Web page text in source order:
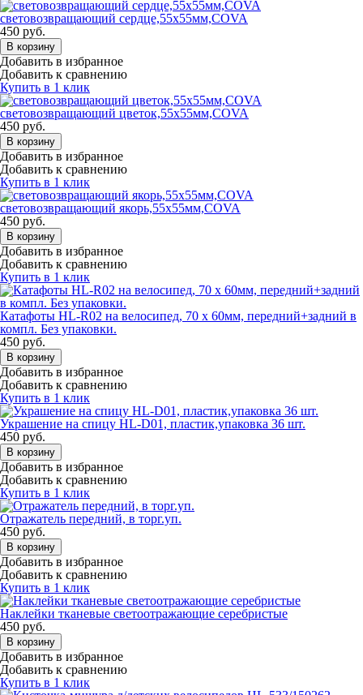
световозвращающий сердце,55х55мм,COVA
450 руб.
В корзину
Добавить в избранное
Добавить к сравнению
Купить в 1 клик
световозвращающий цветок,55х55мм,COVA
450 руб.
В корзину
Добавить в избранное
Добавить к сравнению
Купить в 1 клик
световозвращающий якорь,55х55мм,COVA
450 руб.
В корзину
Добавить в избранное
Добавить к сравнению
Купить в 1 клик
Катафоты HL-R02 на велосипед, 70 х 60мм, передний+задний в
компл. Без упаковки.
450 руб.
В корзину
Добавить в избранное
Добавить к сравнению
Купить в 1 клик
Украшение на спицу HL-D01, пластик,упаковка 36 шт.
450 руб.
В корзину
Добавить в избранное
Добавить к сравнению
Купить в 1 клик
Отражатель передний, в торг.уп.
450 руб.
В корзину
Добавить в избранное
Добавить к сравнению
Купить в 1 клик
Наклейки тканевые светоотражающие серебристые
450 руб.
В корзину
Добавить в избранное
Добавить к сравнению
Купить в 1 клик